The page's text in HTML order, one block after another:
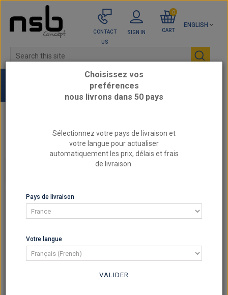
ENGLISH
CONTACT
US
SIGN IN CART
0
Straight silicone reducers
57-63mm - REDOX 4-ply straight silicone reducer
Choisissez vos
preférences
nous livrons dans 50 pays
Sélectionnez votre pays de livraison et
votre langue pour actualiser
automatiquement les prix, délais et frais
de livraison.
Pays de livraison
Votre langue
VALIDER